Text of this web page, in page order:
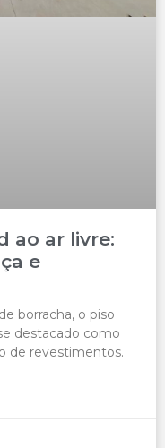
ao ar livre:
e
borracha, o piso
destacado como
de revestimentos.